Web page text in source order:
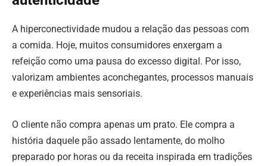
A hiperconectividade mudou a relação das pessoas com
a comida. Hoje, muitos consumidores enxergam a
refeição como uma pausa do excesso digital. Por isso,
valorizam ambientes aconchegantes, processos manuais
e experiências mais sensoriais.
O cliente não compra apenas um prato. Ele compra a
história daquele pão assado lentamente, do molho
preparado por horas ou da receita inspirada em tradições